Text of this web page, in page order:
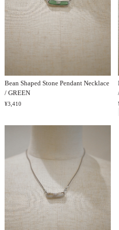
Bean Shaped Stone Pendant Necklace
/ GREEN
¥3,410